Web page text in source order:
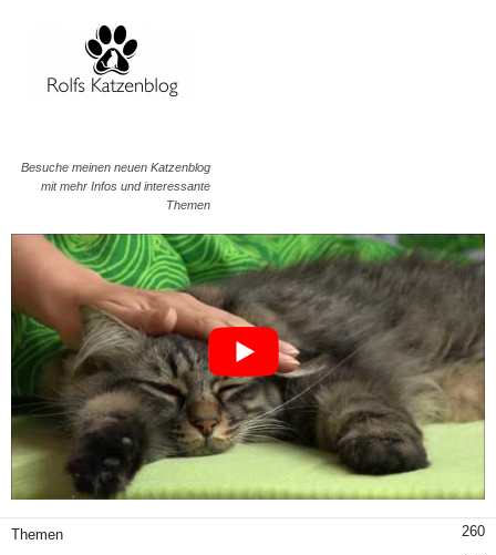
Besuche meinen neuen Katzenblog
mit mehr Infos und interessante
Themen
Themen 260